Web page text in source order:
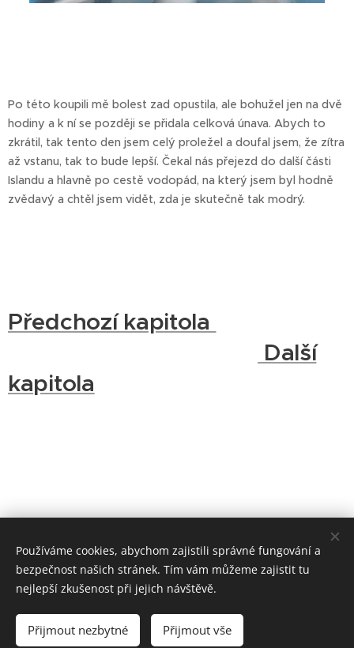
Po této koupili mě bolest zad opustila, ale bohužel jen na dvě
hodiny a k ní se později se přidala celková únava. Abych to
zkrátil, tak tento den jsem celý proležel a doufal jsem, že zítra
až vstanu, tak to bude lepší. Čekal nás přejezd do další části
Islandu a hlavně po cestě vodopád, na který jsem byl hodně
zvědavý a chtěl jsem vidět, zda je skutečně tak modrý.
Předchozí kapitola
Další
kapitola
vyhrazena.
Používáme cookies, abychom zajistili správné fungování a
bezpečnost našich stránek. Tím vám můžeme zajistit tu
nejlepší zkušenost při jejich návštěvě.
Přijmout nezbytné Přijmout vše